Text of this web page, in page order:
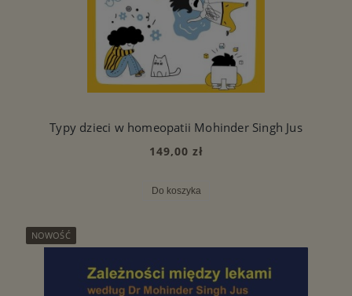
Typy dzieci w homeopatii Mohinder Singh Jus
149,00 zł
Do koszyka
NOWOŚĆ